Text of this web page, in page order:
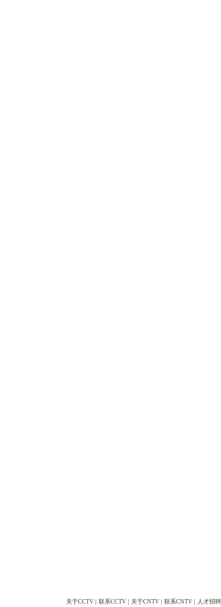
关于CCTV 联系CCTV 关于CNTV 联系CNTV 人才招聘